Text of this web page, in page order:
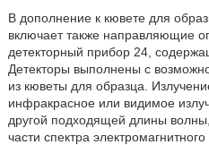
В дополнение к кювете для
включает также направляющие
детекторный прибор 24,
Детекторы выполнены с
из кюветы для образца.
инфракрасное или видимое
другой подходящей длины
части спектра